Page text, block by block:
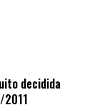
decidida